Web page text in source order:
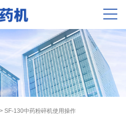
> SF-130中药粉碎机使用操作